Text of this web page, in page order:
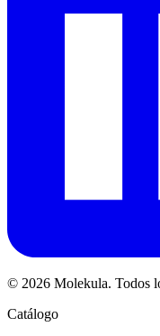
© 2026 Molekula. Todos
Catálogo